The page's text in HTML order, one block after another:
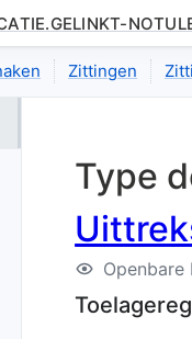
Zittingen
Type
Openbare